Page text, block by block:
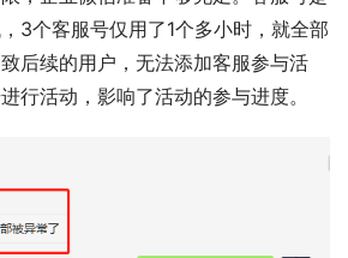
3个客服号仅用了1个多小时，就全部
后续的用户，无法添加客服参与活
行活动，影响了活动的参与进度。